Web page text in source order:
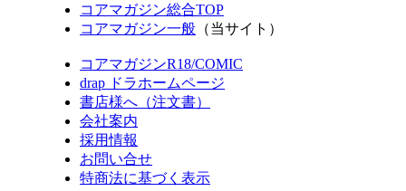
コアマガジン総合TOP
コアマガジン一般 （当サイト）
コアマガジンR18/COMIC
drap ドラホームページ
書店様へ（注文書）
会社案内
採用情報
お問い合せ
特商法に基づく表示